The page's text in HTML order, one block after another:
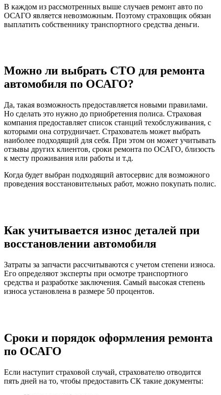
В каждом из рассмотренных выше случаев ремонт авто по
ОСАГО является невозможным. Поэтому страховщик обязан
выплатить собственнику транспортного средства деньги.
Можно ли выбрать СТО для ремонта
автомобиля по ОСАГО?
Да, такая возможность предоставляется новыми правилами.
Но сделать это нужно до приобретения полиса. Страховая
компания предоставляет список станций техобслуживания, с
которыми она сотрудничает. Страхователь может выбрать
наиболее подходящий для себя. При этом он может учитывать
отзывы других клиентов, сроки ремонта по ОСАГО, близость
к месту проживания или работы и т.д.
Когда будет выбран подходящий автосервис для возможного
проведения восстановительных работ, можно покупать полис.
Как учитывается износ деталей при
восстановлении автомобиля
Затраты за запчасти рассчитываются с учетом степени износа.
Его определяют эксперты при осмотре транспортного
средства и разработке заключения. Самый высокая степень
износа установлена в размере 50 процентов.
Сроки и порядок оформления ремонта
по ОСАГО
Если наступит страховой случай, страхователю отводится
пять дней на то, чтобы предоставить СК такие документы: